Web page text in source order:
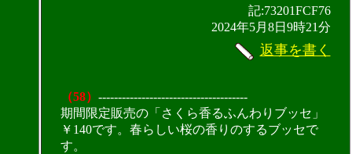
記:73201FCF76
2024年5月8日9時21分
返事を書く
（58） --------------------------------------
期間限定販売の「さくら香るふんわりブッセ」
￥140です。春らしい桜の香りのするブッセで
す。